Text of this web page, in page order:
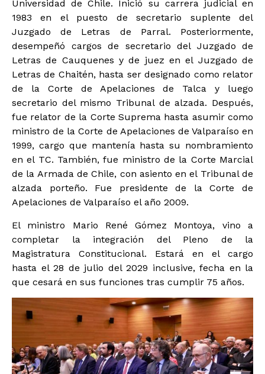
Universidad de Chile. Inició su carrera judicial en
1983 en el puesto de secretario suplente del
Juzgado de Letras de Parral. Posteriormente,
desempeñó cargos de secretario del Juzgado de
Letras de Cauquenes y de juez en el Juzgado de
Letras de Chaitén, hasta ser designado como relator
de la Corte de Apelaciones de Talca y luego
secretario del mismo Tribunal de alzada. Después,
fue relator de la Corte Suprema hasta asumir como
ministro de la Corte de Apelaciones de Valparaíso en
1999, cargo que mantenía hasta su nombramiento
en el TC. También, fue ministro de la Corte Marcial
de la Armada de Chile, con asiento en el Tribunal de
alzada porteño. Fue presidente de la Corte de
Apelaciones de Valparaíso el año 2009.
El ministro Mario René Gómez Montoya, vino a
completar la integración del Pleno de la
Magistratura Constitucional. Estará en el cargo
hasta el 28 de julio del 2029 inclusive, fecha en la
que cesará en sus funciones tras cumplir 75 años.